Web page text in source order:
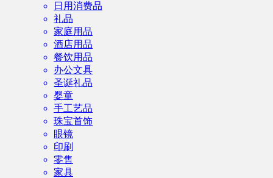
日用消费品
礼品
家庭用品
酒店用品
餐饮用品
办公文具
圣诞礼品
婴童
手工艺品
珠宝首饰
眼镜
印刷
零售
家具